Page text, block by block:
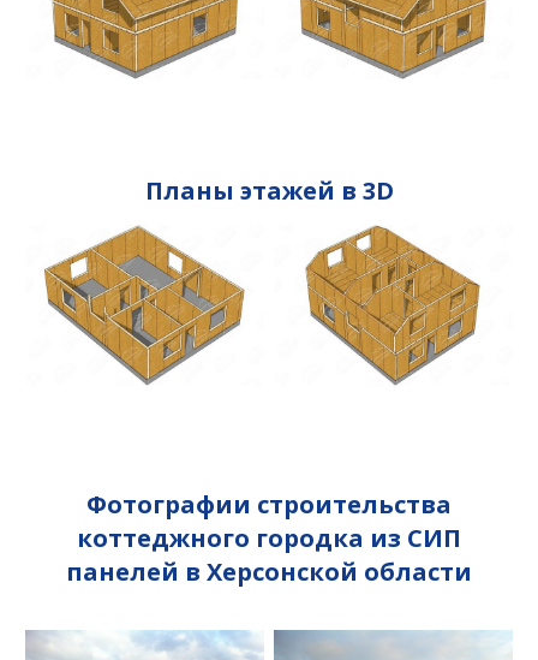
Планы этажей в 3D
Фотографии строительства
коттеджного городка из СИП
панелей в Херсонской области